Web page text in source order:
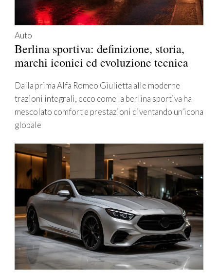
Auto
Berlina sportiva: definizione, storia,
marchi iconici ed evoluzione tecnica
Dalla prima Alfa Romeo Giulietta alle moderne
trazioni integrali, ecco come la berlina sportiva ha
mescolato comfort e prestazioni diventando un’icona
globale